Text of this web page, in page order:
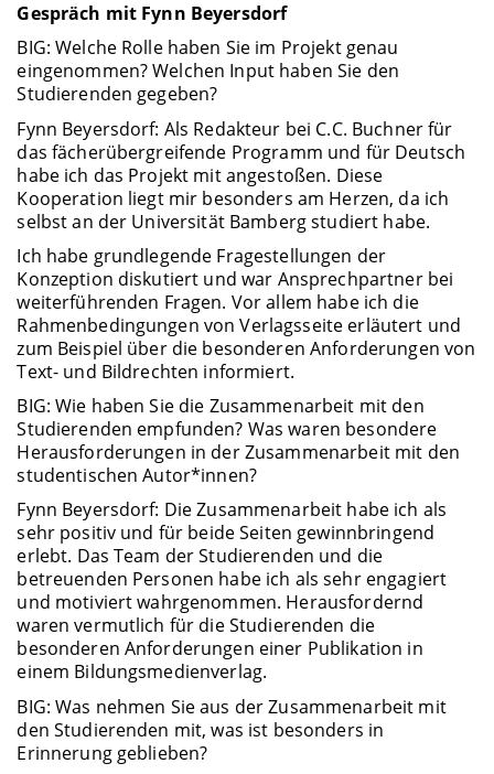
Gespräch mit Fynn Beyersdorf
BIG: Welche Rolle haben Sie im Projekt genau
eingenommen? Welchen Input haben Sie den
Studierenden gegeben?
Fynn Beyersdorf: Als Redakteur bei C.C. Buchner für
das fächerübergreifende Programm und für Deutsch
habe ich das Projekt mit angestoßen. Diese
Kooperation liegt mir besonders am Herzen, da ich
selbst an der Universität Bamberg studiert habe.
Ich habe grundlegende Fragestellungen der
Konzeption diskutiert und war Ansprechpartner bei
weiterführenden Fragen. Vor allem habe ich die
Rahmenbedingungen von Verlagsseite erläutert und
zum Beispiel über die besonderen Anforderungen von
Text- und Bildrechten informiert.
BIG: Wie haben Sie die Zusammenarbeit mit den
Studierenden empfunden? Was waren besondere
Herausforderungen in der Zusammenarbeit mit den
studentischen Autor*innen?
Fynn Beyersdorf: Die Zusammenarbeit habe ich als
sehr positiv und für beide Seiten gewinnbringend
erlebt. Das Team der Studierenden und die
betreuenden Personen habe ich als sehr engagiert
und motiviert wahrgenommen. Herausfordernd
waren vermutlich für die Studierenden die
besonderen Anforderungen einer Publikation in
einem Bildungsmedienverlag.
BIG: Was nehmen Sie aus der Zusammenarbeit mit
den Studierenden mit, was ist besonders in
Erinnerung geblieben?